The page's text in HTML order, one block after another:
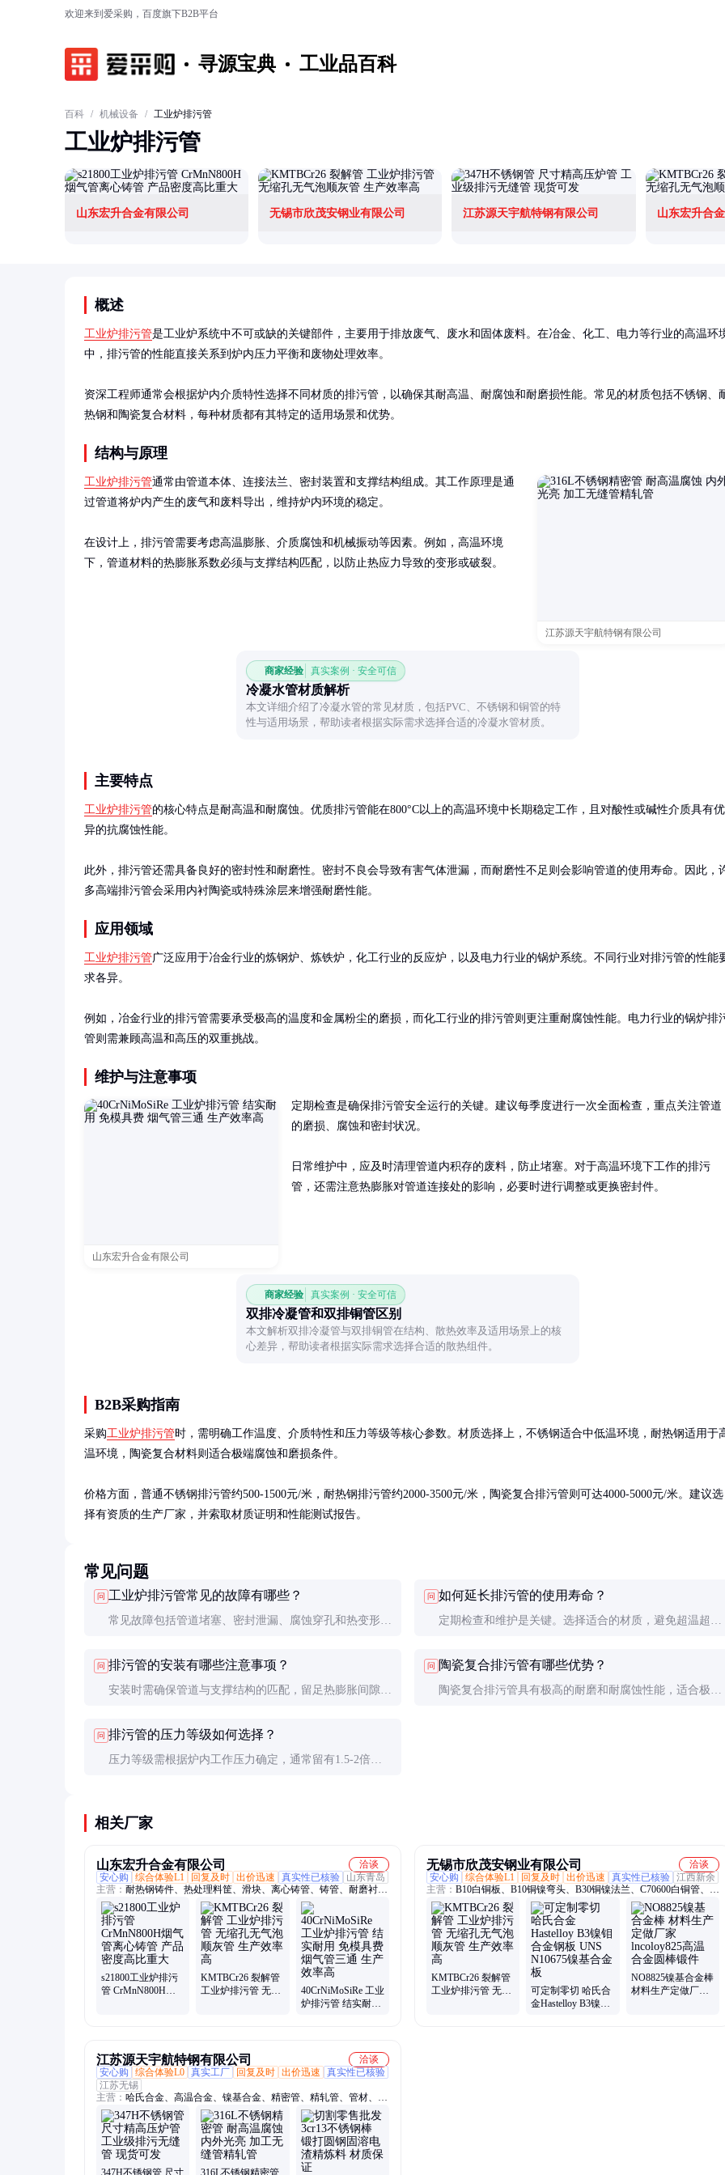
欢迎来到爱采购，百度旗下B2B平台
寻源宝典 工业品百科
百科 / 机械设备 / 工业炉排污管
工业炉排污管
山东宏升合金有限公司 无锡市欣茂安钢业有限公司 江苏源天宇航特钢有限公司 山东宏升合
概述
工业炉排污管是工业炉系统中不可或缺的关键部件，主要用于排放废气、废水和固体废料。在冶金、化工、电力等行业的高温环
中，排污管的性能直接关系到炉内压力平衡和废物处理效率。
资深工程师通常会根据炉内介质特性选择不同材质的排污管，以确保其耐高温、耐腐蚀和耐磨损性能。常见的材质包括不锈钢、
热钢和陶瓷复合材料，每种材质都有其特定的适用场景和优势。
结构与原理
江苏源天宇航特钢有限公司
工业炉排污管通常由管道本体、连接法兰、密封装置和支撑结构组成。其工作原理是通
过管道将炉内产生的废气和废料导出，维持炉内环境的稳定。
在设计上，排污管需要考虑高温膨胀、介质腐蚀和机械振动等因素。例如，高温环境
下，管道材料的热膨胀系数必须与支撑结构匹配，以防止热应力导致的变形或破裂。
商家经验 真实案例 · 安全可信
冷凝水管材质解析
本文详细介绍了冷凝水管的常见材质，包括PVC、不锈钢和铜管的特
性与适用场景，帮助读者根据实际需求选择合适的冷凝水管材质。
主要特点
工业炉排污管的核心特点是耐高温和耐腐蚀。优质排污管能在800°C以上的高温环境中长期稳定工作，且对酸性或碱性介质具有优
异的抗腐蚀性能。
此外，排污管还需具备良好的密封性和耐磨性。密封不良会导致有害气体泄漏，而耐磨性不足则会影响管道的使用寿命。因此，
多高端排污管会采用内衬陶瓷或特殊涂层来增强耐磨性能。
应用领域
工业炉排污管广泛应用于冶金行业的炼钢炉、炼铁炉，化工行业的反应炉，以及电力行业的锅炉系统。不同行业对排污管的性能
求各异。
例如，冶金行业的排污管需要承受极高的温度和金属粉尘的磨损，而化工行业的排污管则更注重耐腐蚀性能。电力行业的锅炉排
管则需兼顾高温和高压的双重挑战。
维护与注意事项
山东宏升合金有限公司
定期检查是确保排污管安全运行的关键。建议每季度进行一次全面检查，重点关注管道
的磨损、腐蚀和密封状况。
日常维护中，应及时清理管道内积存的废料，防止堵塞。对于高温环境下工作的排污
管，还需注意热膨胀对管道连接处的影响，必要时进行调整或更换密封件。
商家经验 真实案例 · 安全可信
双排冷凝管和双排铜管区别
本文解析双排冷凝管与双排铜管在结构、散热效率及适用场景上的核
心差异，帮助读者根据实际需求选择合适的散热组件。
B2B采购指南
采购工业炉排污管时，需明确工作温度、介质特性和压力等级等核心参数。材质选择上，不锈钢适合中低温环境，耐热钢适用于
温环境，陶瓷复合材料则适合极端腐蚀和磨损条件。
价格方面，普通不锈钢排污管约500-1500元/米，耐热钢排污管约2000-3500元/米，陶瓷复合排污管则可达4000-5000元/米。建议选
择有资质的生产厂家，并索取材质证明和性能测试报告。
常见问题
问 工业炉排污管常见的故障有哪些？
常见故障包括管道堵塞、密封泄漏、腐蚀穿孔和热变形。
起，腐蚀和穿孔则与介质特性及材质选择有关。
问 如何延长排污管的使用寿命？
定期检查和维护是关键。选择适合的材质，避免超温超压
长管道寿命。
问 排污管的安装有哪些注意事项？
安装时需确保管道与支撑结构的匹配，留足热膨胀间隙。
装，避免机械应力集中。
问 陶瓷复合排污管有哪些优势？
陶瓷复合排污管具有极高的耐磨和耐腐蚀性能，适合极端
问 排污管的压力等级如何选择？
压力等级需根据炉内工作压力确定，通常留有1.5-2倍的
相关厂家
山东宏升合金有限公司
洽谈
安心购
综合体验L1 回复及时 出价迅速 真实性已核验
山东青岛
主营： 耐热钢铸件、热处理料筐、滑块、离心铸管、铸管、耐磨衬
板、炉底板、锅炉风帽、高温合金铸件、大型铸件、中心筒、不锈钢
精铸件、铸铝坩埚、非标铸件、耐磨钢轴套、Ni7N、2520Si2、
2535、28Ni48W5、1.4848、热处理料框、热处理料盘、料盘吊具、渗
氮炉吊具、锅炉配件
s21800工业炉排污
管 CrMnN800H烟
KMTBCr26 裂解管
工业炉排污管 无缩
40CrNiMoSiRe 工业
炉排污管 结实耐用
无锡市欣茂安钢业有限公司
洽谈
安心购
综合体验L1 回复及时 出价迅速 真实性已核验 江西新余
主营： B10白铜板、B10铜镍弯头、B30铜镍法兰、C70600白铜管、冷
凝管、铜镍管件、C71500散热管、镍基紧固件、铜镍棒
KMTBCr26 裂解管
工业炉排污管 无缩
可定制零切 哈氏合
金Hastelloy B3镍钼
NO8825镍基合金棒
材料生产定做厂家
江苏源天宇航特钢有限公司
洽谈
安心购
综合体验L0 真实工厂 回复及时 出价迅速
真实性已核验
江苏无锡
主营： 哈氏合金、高温合金、镍基合金、精密管、精轧管、管材、钴
基合金、耐腐蚀合金、精密合金、蒙乃尔合金、英科乃尔合金、软磁
合金、镍合金、钛合金、电热合金、沉淀硬化钢、双相钢、研磨棒、
锻件、锻环、棒材、线材、耐热合金、板材
347H不锈钢管 尺寸 316L不锈钢精密管